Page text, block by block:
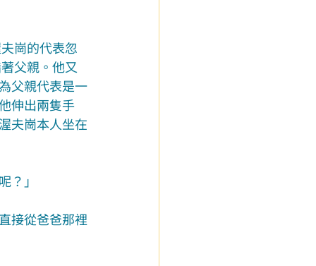
崗的代表忽
父親。他又
父親代表是一
伸出兩隻手
夫崗本人坐在
？」
接從爸爸那裡